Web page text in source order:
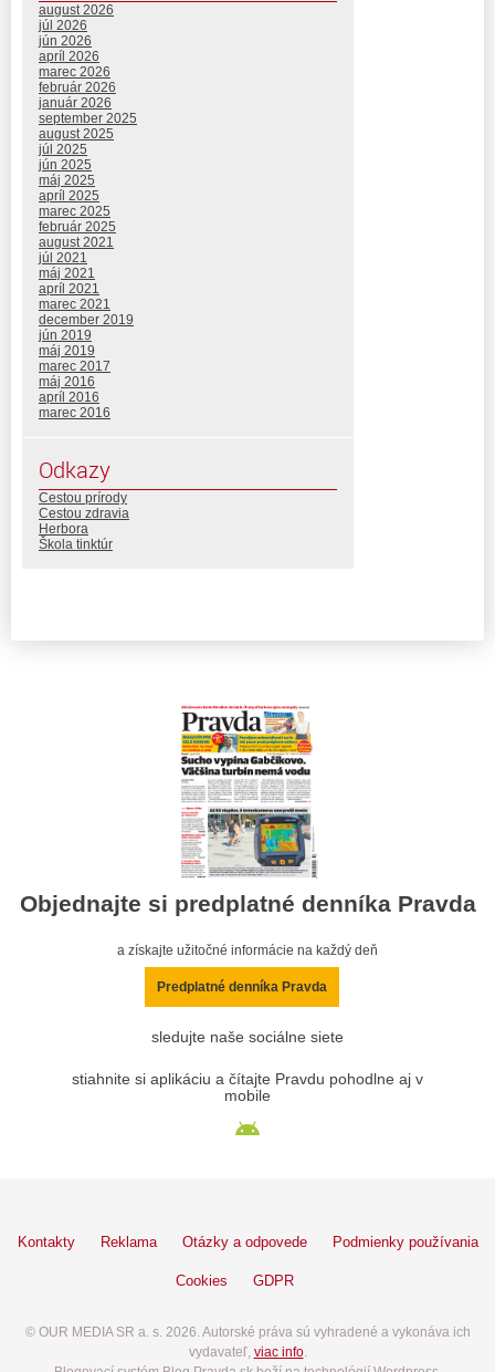
august 2026
júl 2026
jún 2026
apríl 2026
marec 2026
február 2026
január 2026
september 2025
august 2025
júl 2025
jún 2025
máj 2025
apríl 2025
marec 2025
február 2025
august 2021
júl 2021
máj 2021
apríl 2021
marec 2021
december 2019
jún 2019
máj 2019
marec 2017
máj 2016
apríl 2016
marec 2016
Odkazy
Cestou prírody
Cestou zdravia
Herbora
Škola tinktúr
Objednajte si predplatné denníka Pravda
a získajte užitočné informácie na každý deň
Predplatné denníka Pravda
sledujte naše sociálne siete
stiahnite si aplikáciu a čítajte Pravdu pohodlne aj v
mobile
Kontakty Reklama Otázky a odpovede Podmienky používania
Cookies GDPR
© OUR MEDIA SR a. s. 2026. Autorské práva sú vyhradené a vykonáva ich
vydavateľ, viac info.